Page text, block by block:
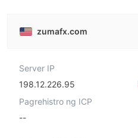
zumafx.com
Server IP
198.12.226.95
Pagrehistro ng ICP
--